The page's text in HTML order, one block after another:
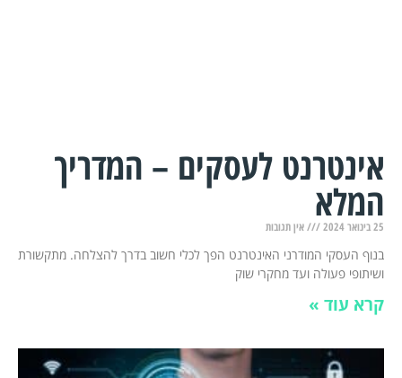
אינטרנט לעסקים – המדריך
המלא
25 בינואר 2024 אין תגובות
בנוף העסקי המודרני האינטרנט הפך לכלי חשוב בדרך להצלחה. מתקשורת
ושיתופי פעולה ועד מחקרי שוק
קרא עוד »